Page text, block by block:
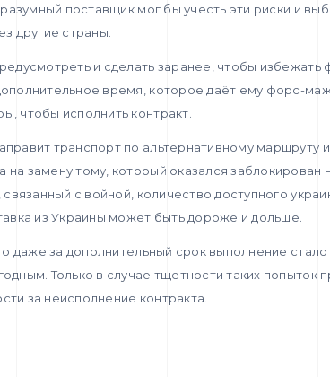
поставщик мог бы учесть эти риски и
другие страны.
и сделать заранее, чтобы избежать
время, которое даёт ему форс-
чтобы исполнить контракт.
транспорт по альтернативному маршруту
замену тому, который оказался заблокирован
с войной, количество доступного
из Украины может быть дороже и дольше.
даже за дополнительный срок выполнение
Только в случае тщетности таких попыток
за неисполнение контракта.